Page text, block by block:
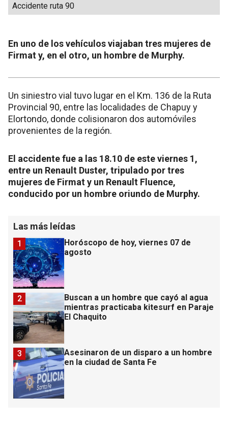
Accidente ruta 90
En uno de los vehículos viajaban tres mujeres de
Firmat y, en el otro, un hombre de Murphy.
Un siniestro vial tuvo lugar en el Km. 136 de la Ruta
Provincial 90, entre las localidades de Chapuy y
Elortondo, donde colisionaron dos automóviles
provenientes de la región.
El accidente fue a las 18.10 de este viernes 1,
entre un Renault Duster, tripulado por tres
mujeres de Firmat y un Renault Fluence,
conducido por un hombre oriundo de Murphy.
Las más leídas
Horóscopo de hoy, viernes 07 de
agosto
1
Buscan a un hombre que cayó al agua
mientras practicaba kitesurf en Paraje
El Chaquito
2
Asesinaron de un disparo a un hombre
en la ciudad de Santa Fe
3